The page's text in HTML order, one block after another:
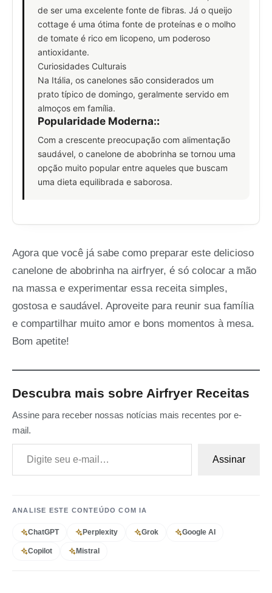
de ser uma excelente fonte de fibras. Já o queijo
cottage é uma ótima fonte de proteínas e o molho
de tomate é rico em licopeno, um poderoso
antioxidante.
Curiosidades Culturais
Na Itália, os canelones são considerados um
prato típico de domingo, geralmente servido em
almoços em família.
Popularidade Moderna::
Com a crescente preocupação com alimentação
saudável, o canelone de abobrinha se tornou uma
opção muito popular entre aqueles que buscam
uma dieta equilibrada e saborosa.
Agora que você já sabe como preparar este delicioso
canelone de abobrinha na airfryer, é só colocar a mão
na massa e experimentar essa receita simples,
gostosa e saudável. Aproveite para reunir sua família
e compartilhar muito amor e bons momentos à mesa.
Bom apetite!
Descubra mais sobre Airfryer Receitas
Assine para receber nossas notícias mais recentes por e-
mail.
Digite seu e-mail…
Assinar
ANALISE ESTE CONTEÚDO COM IA
ChatGPT Perplexity Grok Google AI
Copilot Mistral